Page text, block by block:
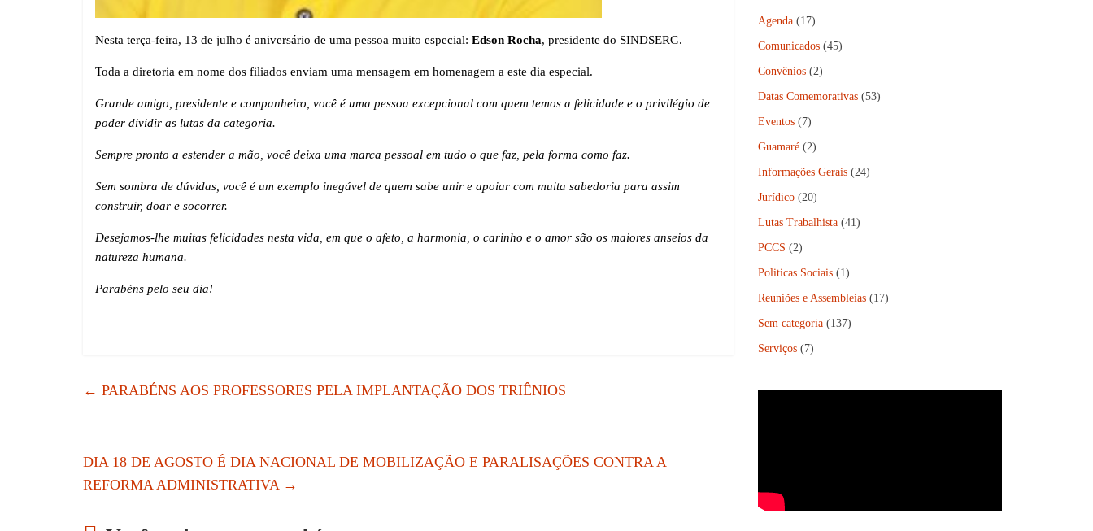
Nesta terça-feira, 13 de julho é aniversário de uma pessoa muito especial: Edson Rocha, presidente do SINDSERG.
Toda a diretoria em nome dos filiados enviam uma mensagem em homenagem a este dia especial.
Grande amigo, presidente e companheiro, você é uma pessoa excepcional com quem temos a felicidade e o privilégio de
poder dividir as lutas da categoria.
Sempre pronto a estender a mão, você deixa uma marca pessoal em tudo o que faz, pela forma como faz.
Sem sombra de dúvidas, você é um exemplo inegável de quem sabe unir e apoiar com muita sabedoria para assim
construir, doar e socorrer.
Desejamos-lhe muitas felicidades nesta vida, em que o afeto, a harmonia, o carinho e o amor são os maiores anseios da
natureza humana.
Parabéns pelo seu dia!
← PARABÉNS AOS PROFESSORES PELA IMPLANTAÇÃO DOS TRIÊNIOS
DIA 18 DE AGOSTO É DIA NACIONAL DE MOBILIZAÇÃO E PARALISAÇÕES CONTRA A
REFORMA ADMINISTRATIVA →
Agenda (17)
Comunicados (45)
Convênios (2)
Datas Comemorativas (53)
Eventos (7)
Guamaré (2)
Informações Gerais (24)
Jurídico (20)
Lutas Trabalhista (41)
PCCS (2)
Politicas Sociais (1)
Reuniões e Assembleias (17)
Sem categoria (137)
Serviços (7)